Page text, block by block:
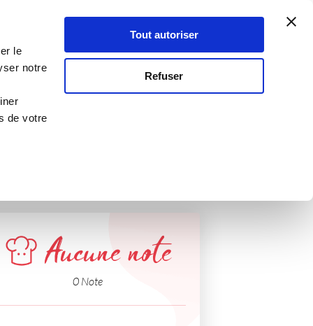
le
notre
de votre
Tout autoriser
Refuser
Se connecter
Aucune note
0 Note